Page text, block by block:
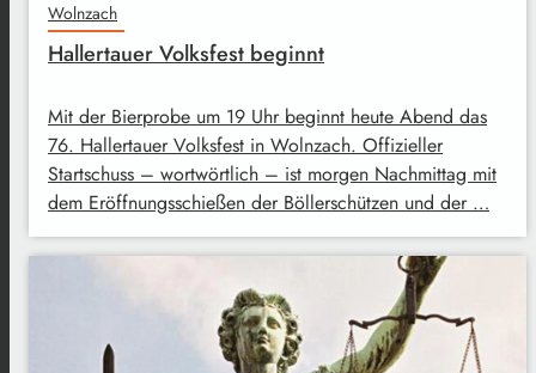
Wolnzach
Hallertauer Volksfest beginnt
Mit der Bierprobe um 19 Uhr beginnt heute Abend das
76. Hallertauer Volksfest in Wolnzach. Offizieller
Startschuss – wortwörtlich – ist morgen Nachmittag mit
dem Eröffnungsschießen der Böllerschützen und der …